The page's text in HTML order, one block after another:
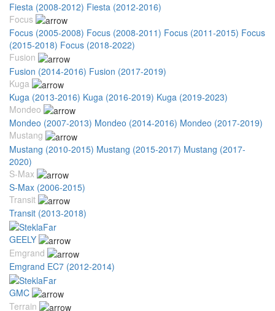
Fiesta (2008-2012) Fiesta (2012-2016)
Focus
Focus (2005-2008) Focus (2008-2011) Focus (2011-2015) Focus
(2015-2018) Focus (2018-2022)
Fusion
Fusion (2014-2016) Fusion (2017-2019)
Kuga
Kuga (2013-2016) Kuga (2016-2019) Kuga (2019-2023)
Mondeo
Mondeo (2007-2013) Mondeo (2014-2016) Mondeo (2017-2019)
Mustang
Mustang (2010-2015) Mustang (2015-2017) Mustang (2017-
2020)
S-Max
S-Max (2006-2015)
Transit
Transit (2013-2018)
GEELY
Emgrand
Emgrand EC7 (2012-2014)
GMC
Terrain